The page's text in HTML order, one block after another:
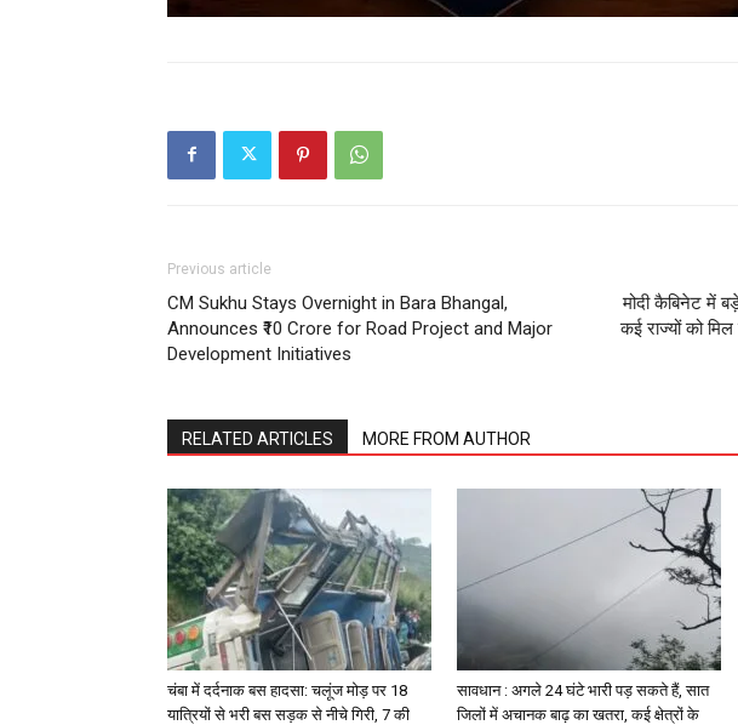
Previous article
CM Sukhu Stays Overnight in Bara Bhangal,
Announces ₹10 Crore for Road Project and Major
Development Initiatives
मोदी कैबिनेट में
कई राज्यों को मिल
RELATED ARTICLES MORE FROM AUTHOR
चंबा में दर्दनाक बस हादसा: चलूंज मोड़ पर 18
यात्रियों से भरी बस सड़क से नीचे गिरी, 7 की
सावधान : अगले 24 घंटे भारी पड़ सकते हैं, सात
जिलों में अचानक बाढ़ का खतरा, कई क्षेत्रों के